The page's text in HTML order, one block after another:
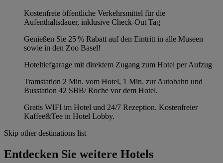
Kostenfreie öffentliche Verkehrsmittel für die
Aufenthaltsdauer, inklusive Check-Out Tag
Genießen Sie 25 % Rabatt auf den Eintritt in alle Museen
sowie in den Zoo Basel!
Hoteltiefgarage mit direktem Zugang zum Hotel per Aufzug
Tramstation 2 Min. vom Hotel, 1 Min. zur Autobahn und
Busstation 42 SBB/ Roche vor dem Hotel.
Gratis WIFI im Hotel und 24/7 Rezeption. Kostenfreier
Kaffee&Tee in Hotel Lobby.
Skip other destinations list
Entdecken Sie weitere Hotels